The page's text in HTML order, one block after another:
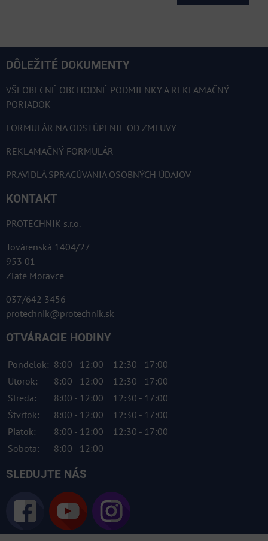
DÔLEŽITÉ DOKUMENTY
VŠEOBECNÉ OBCHODNÉ PODMIENKY A REKLAMAČNÝ
PORIADOK
FORMULÁR NA ODSTÚPENIE OD ZMLUVY
REKLAMAČNÝ FORMULÁR
PRAVIDLÁ SPRACÚVANIA OSOBNÝCH ÚDAJOV
KONTAKT
PROTECHNIK s.r.o.
Továrenská 1404/27
953 01
Zlaté Moravce
037/642 3456
protechnik@protechnik.sk
OTVÁRACIE HODINY
Pondelok: 8:00 - 12:00
12:30 - 17:00
Utorok:
8:00 - 12:00
12:30 - 17:00
Streda:
8:00 - 12:00
12:30 - 17:00
Štvrtok:
8:00 - 12:00
12:30 - 17:00
Piatok:
8:00 - 12:00
12:30 - 17:00
Sobota:
8:00 - 12:00
SLEDUJTE NÁS